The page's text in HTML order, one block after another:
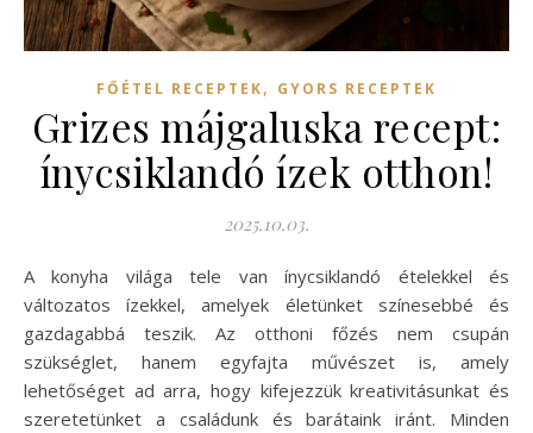
FŐÉTEL RECEPTEK, GYORS RECEPTEK
Grizes májgaluska recept:
ínycsiklandó ízek otthon!
2025.10.03.
A konyha világa tele van ínycsiklandó ételekkel és
változatos ízekkel, amelyek életünket színesebbé és
gazdagabbá teszik. Az otthoni főzés nem csupán
szükséglet, hanem egyfajta művészet is, amely
lehetőséget ad arra, hogy kifejezzük kreativitásunkat és
szeretetünket a családunk és barátaink iránt. Minden